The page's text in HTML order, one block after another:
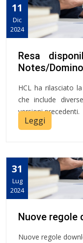
11
Dic
2024
Resa
Notes/
HCL ha rilasciato
che include
versioni precedenti.
Leggi
31
Lug
2024
Nuove regole
Nuove regole